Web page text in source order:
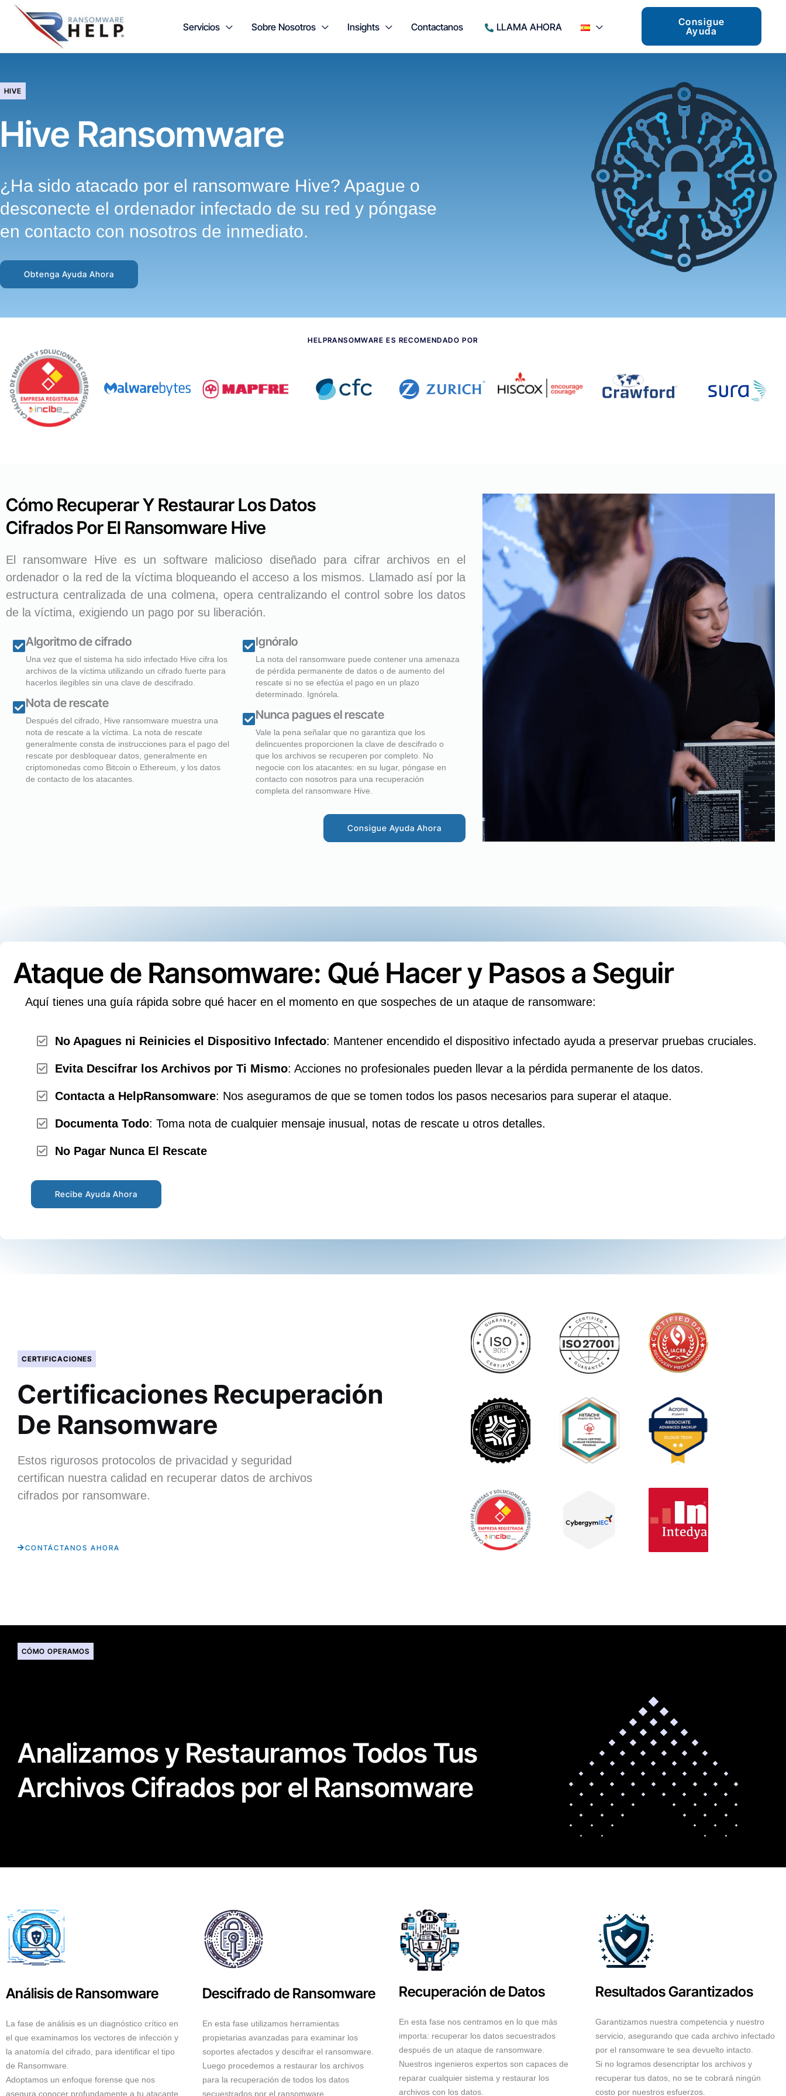
Servicios Sobre Nosotros Insights Contactanos LLAMA AHORA
Consigue
Ayuda
HIVE
Hive Ransomware
¿Ha sido atacado por el ransomware Hive? Apague o
desconecte el ordenador infectado de su red y póngase
en contacto con nosotros de inmediato.
Obtenga Ayuda Ahora
HELPRANSOMWARE ES RECOMENDADO POR
Cómo Recuperar Y Restaurar Los Datos
Cifrados Por El Ransomware Hive
El ransomware Hive es un software malicioso diseñado para cifrar archivos en el
ordenador o la red de la víctima bloqueando el acceso a los mismos. Llamado así por la
estructura centralizada de una colmena, opera centralizando el control sobre los datos
de la víctima, exigiendo un pago por su liberación.
Algoritmo de cifrado
Una vez que el sistema ha sido infectado Hive cifra los
archivos de la víctima utilizando un cifrado fuerte para
hacerlos ilegibles sin una clave de descifrado.
Nota de rescate
Después del cifrado, Hive ransomware muestra una
nota de rescate a la víctima. La nota de rescate
generalmente consta de instrucciones para el pago del
rescate por desbloquear datos, generalmente en
criptomonedas como Bitcoin o Ethereum, y los datos
de contacto de los atacantes.
Ignóralo
La nota del ransomware puede contener una amenaza
de pérdida permanente de datos o de aumento del
rescate si no se efectúa el pago en un plazo
determinado. Ignórela.
Nunca pagues el rescate
Vale la pena señalar que no garantiza que los
delincuentes proporcionen la clave de descifrado o
que los archivos se recuperen por completo. No
negocie con los atacantes: en su lugar, póngase en
contacto con nosotros para una recuperación
completa del ransomware Hive.
Consigue Ayuda Ahora
Ataque de Ransomware: Qué Hacer y Pasos a Seguir
Aquí tienes una guía rápida sobre qué hacer en el momento en que sospeches de un ataque de ransomware:
No Apagues ni Reinicies el Dispositivo Infectado: Mantener encendido el dispositivo infectado ayuda a preservar pruebas cruciales.
Evita Descifrar los Archivos por Ti Mismo: Acciones no profesionales pueden llevar a la pérdida permanente de los datos.
Contacta a HelpRansomware: Nos aseguramos de que se tomen todos los pasos necesarios para superar el ataque.
Documenta Todo: Toma nota de cualquier mensaje inusual, notas de rescate u otros detalles.
No Pagar Nunca El Rescate
Recibe Ayuda Ahora
CERTIFICACIONES
Certificaciones Recuperación
De Ransomware
Estos rigurosos protocolos de privacidad y seguridad
certifican nuestra calidad en recuperar datos de archivos
cifrados por ransomware.
CONTÁCTANOS AHORA
CÓMO OPERAMOS
Analizamos y Restauramos Todos Tus
Archivos Cifrados por el Ransomware
Análisis de Ransomware
La fase de análisis es un diagnóstico crítico en
el que examinamos los vectores de infección y
la anatomía del cifrado, para identificar el tipo
de Ransomware.
Adoptamos un enfoque forense que nos
asegura conocer profundamente a tu atacante.
Descifrado de Ransomware
En esta fase utilizamos herramientas
propietarias avanzadas para examinar los
soportes afectados y descifrar el ransomware.
Luego procedemos a restaurar los archivos
para la recuperación de todos los datos
secuestrados por el ransomware.
Recuperación de Datos
En esta fase nos centramos en lo que más
importa: recuperar los datos secuestrados
después de un ataque de ransomware.
Nuestros ingenieros expertos son capaces de
reparar cualquier sistema y restaurar los
archivos con los datos.
Resultados Garantizados
Garantizamos nuestra competencia y nuestro
servicio, asegurando que cada archivo infectado
por el ransomware te sea devuelto intacto.
Si no logramos desencriptar los archivos y
recuperar tus datos, no se te cobrará ningún
costo por nuestros esfuerzos.